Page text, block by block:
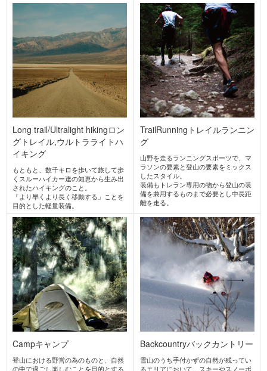
gRon
グローン Japan
MATSUMOTO WA
X
マツモトワックス
Japan
mountain-product
s.com books
マウンテンプロダクツドッ
トコムブックス
Japan
MORE BRANDS →
ACTIVITIES
PICK UP ACTIVITIES
アルパインクライミング
ロングトレイル,ウルトラライトハ
イキング